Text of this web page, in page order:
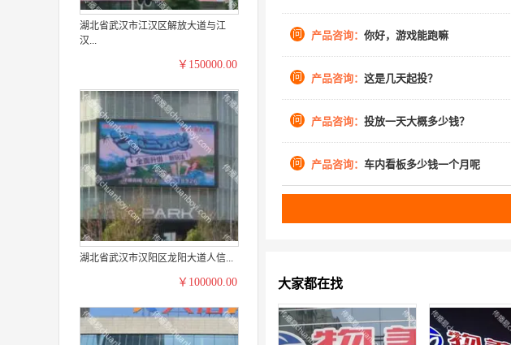
湖北省武汉市江汉区解放大道与江
汉...
￥150000.00
湖北省武汉市汉阳区龙阳大道人信...
￥100000.00
问 产品咨询： 你好，游戏能跑嘛
问 产品咨询： 这是几天起投？
问 产品咨询： 投放一天大概多少钱？
问 产品咨询： 车内看板多少钱一个月呢
大家都在找